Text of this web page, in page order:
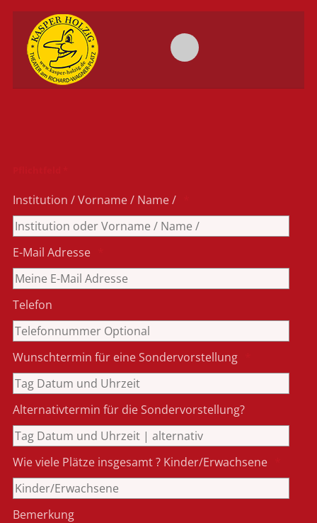
Institution / Vorname / Name /
E-Mail Adresse
Telefon
Wunschtermin für eine Sondervorstellung
Alternativtermin für die Sondervorstellung?
Wie viele Plätze insgesamt ? Kinder/Erwachsene
Bemerkung